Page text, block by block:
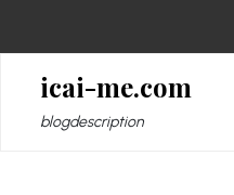
springenicai-me.com
blogdescription